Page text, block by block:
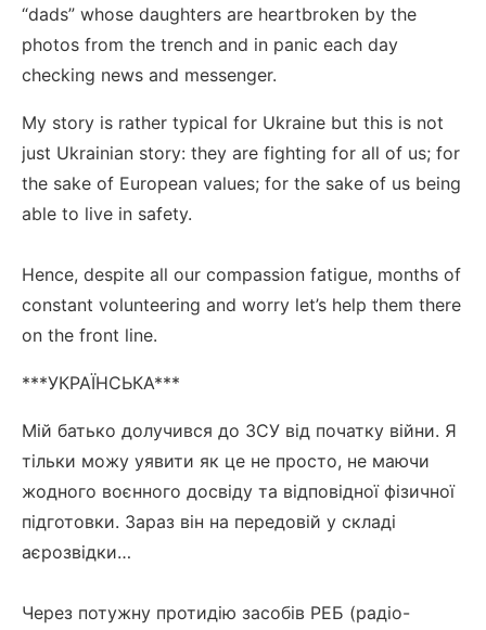
“dads” whose daughters are heartbroken by the
photos from the trench and in panic each day
checking news and messenger.
My story is rather typical for Ukraine but this is not
just Ukrainian story: they are fighting for all of us; for
the sake of European values; for the sake of us being
able to live in safety.
Hence, despite all our compassion fatigue, months of
constant volunteering and worry let’s help them there
on the front line.
***УКРАЇНСЬКА***
Мій батько долучився до ЗСУ від початку війни. Я
тільки можу уявити як це не просто, не маючи
жодного воєнного досвіду та відповідної фізичної
підготовки. Зараз він на передовій у складі
аєрозвідки…
Через потужну протидію засобів РЕБ (радіо-